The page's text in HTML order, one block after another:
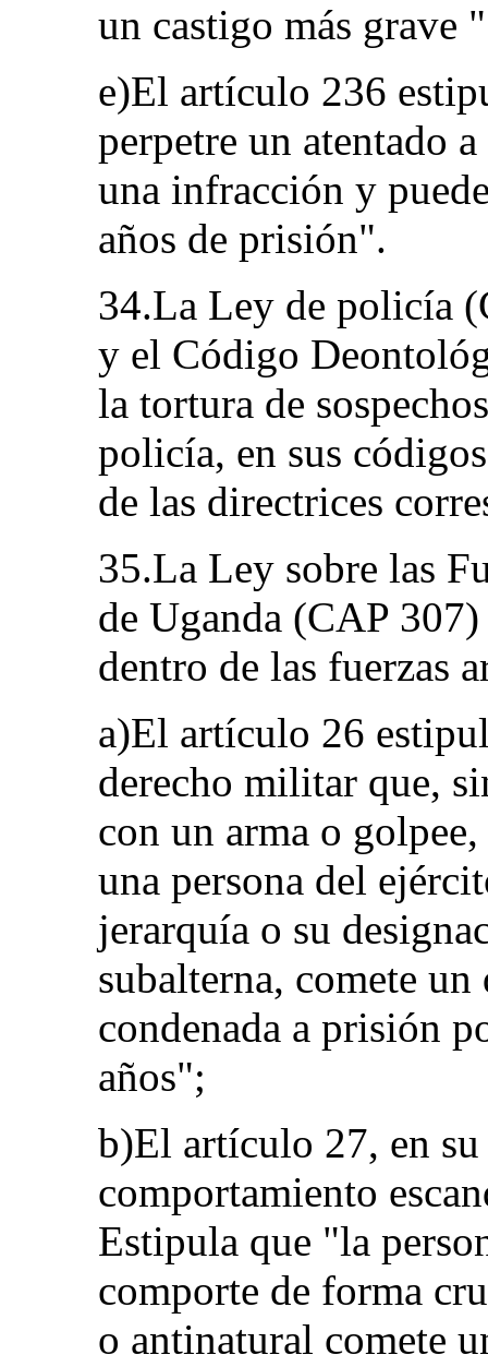
un castigo más grave
e)El artículo 236
perpetre un atentado
una infracción y
años de prisión".
34.La Ley de policía
y el Código
la tortura de
policía, en sus
de las directrices
35.La Ley sobre las
de Uganda (CAP
dentro de las fuerzas
a)El artículo 26
derecho militar que,
con un arma o
una persona del
jerarquía o su
subalterna, comete
condenada a prisión
años";
b)El artículo 27, en
comportamiento
Estipula que "la
comporte de forma
o antinatural comete